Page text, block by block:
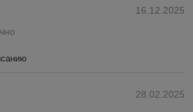
16.12.2025
28.02.2025